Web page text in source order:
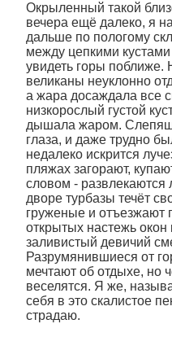
Окрыленный такой
вечера ещё далеко, я
дальше по пологому
между цепкими
увидеть горы
великаны неуклонно
а жара досаждала все
низкорослый густой
дышала жаром.
глаза, и даже трудно
недалеко искрится
пляжах загорают,
словом -
дворе турбазы течёт
груженые и отъезжают
открытых настежь окон
заливистый девичий
Разрумянившиеся от
мечтают об отдыхе, но
веселятся. Я же,
себя в это скалистое
страдаю.